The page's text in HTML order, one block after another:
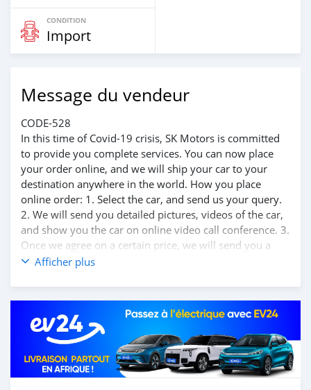
CONDITION
Import
Message du vendeur
CODE-528
In this time of Covid-19 crisis, SK Motors is committed
to provide you complete services. You can now place
your order online, and we will ship your car to your
destination anywhere in the world. How you place
online order: 1. Select the car, and send us your query.
2. We will send you detailed pictures, videos of the car,
and show you the car on online video call conference. 3.
Once we agree on a certain price, we will send you a
proforma invoice for the banking transaction. 4. After
load your car towards your destination. 5. Post loading
your car, we send you the BL copy confirmation. 6.
Once you receive your car, you confirm us, and we are
done with the process. We are taking these steps to
ensure that our clients do not have to Travel. And please
note, SK Motors is one of the leading car exporters in
Afficher plus